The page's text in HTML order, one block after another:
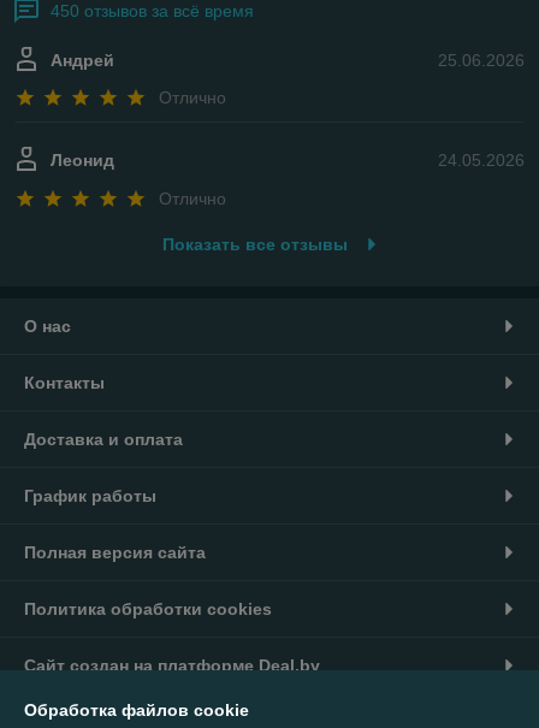
450 отзывов за всё время
25.06.2026
Андрей
Отлично
24.05.2026
Леонид
Отлично
Показать все отзывы
О нас
Контакты
Доставка и оплата
График работы
Полная версия сайта
Политика обработки cookies
Сайт создан на платформе Deal.by
Обработка файлов cookie